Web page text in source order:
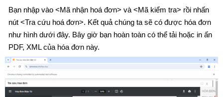
Bạn nhập vào <Mã nhận hoá đơn> và <Mã kiểm tra> rồi nhấn
nút <Tra cứu hoá đơn>. Kết quả chúng ta sẽ có được hóa đơn
như hình dưới đây. Bây giờ bạn hoàn toàn có thể tải hoặc in ấn
PDF, XML của hóa đơn này.